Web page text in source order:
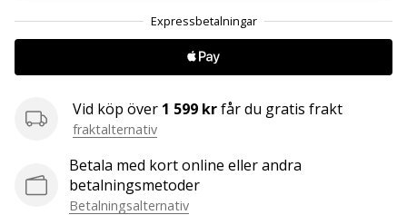
our
handball
you
handball
freak
like
Vid köp över 1 599 krfår du gratis frakt
fraktalternativ
Betala med kort online eller andra
betalningsmetoder
Betalningsalternativ